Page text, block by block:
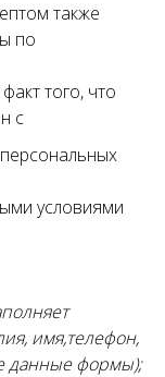
также
по
того, что
с
условиями
имя,телефон,
данные формы);